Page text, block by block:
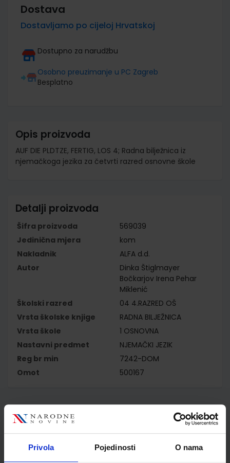
Privola Pojedinosti O nama
Dostava
Dostavljamo po cijeloj Hrvatskoj
Dostupno za narudžbu
Osobno preuzimanje u PC Zagreb
Besplatno
Opis proizvoda
AUF DIE PLDTZE, FERTIG, LOS 4; Radna bilježnica iz
njemačkoga jezika za četvrti razred osnovne škole
Detalji proizvoda
Šifra proizvoda
569039
Jedinična mjera
kom
Nakladnik
ALFA d.d.
Autor
Dinka Štiglmayer
Bočkarjov Irena Pehar
Miklenić
Školski razred
04 4.RAZRED OŠ
Vrsta školske knjige
RADNA BILJEŽNICA
Vrsta škole
1 OSNOVNA
Nastavni predmet
NJEMAČKI JEZIK
Reg br min
7242-DOM
Omot
500167
Kupci najčešće biraju..